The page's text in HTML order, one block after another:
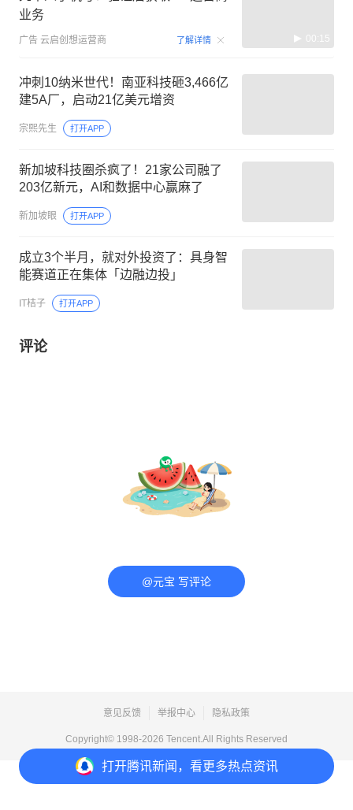
打开腾讯新闻，看更多热点资讯
业务
广告 云启创想运营商 了解详情 00:15
冲刺10纳米世代！南亚科技砸3,466亿
建5A厂，启动21亿美元增资
宗熙先生 打开APP
新加坡科技圈杀疯了！21家公司融了
203亿新元，AI和数据中心赢麻了
新加坡眼 打开APP
成立3个半月，就对外投资了：具身智
能赛道正在集体「边融边投」
IT桔子 打开APP
评论
@元宝 写评论
意见反馈 举报中心 隐私政策
Copyright© 1998-2026 Tencent.All Rights Reserved